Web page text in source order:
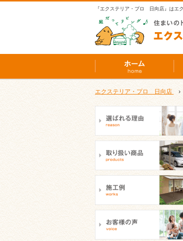
『エクステリア・プロ 日向店』はエ
エクステリア・プロ 日向店 ›